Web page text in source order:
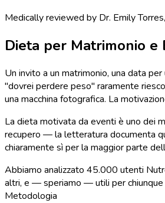
Medically reviewed by Dr. Emily Torres,
Dieta per Matrimonio e
Un invito a un matrimonio, una data
"dovrei perdere peso" raramente
una macchina fotografica. La
La dieta motivata da eventi è uno dei
recupero — la letteratura documenta
chiaramente sì per la maggior parte
Abbiamo analizzato 45.000 utenti
altri, e — speriamo — utili per chiunque
Metodologia